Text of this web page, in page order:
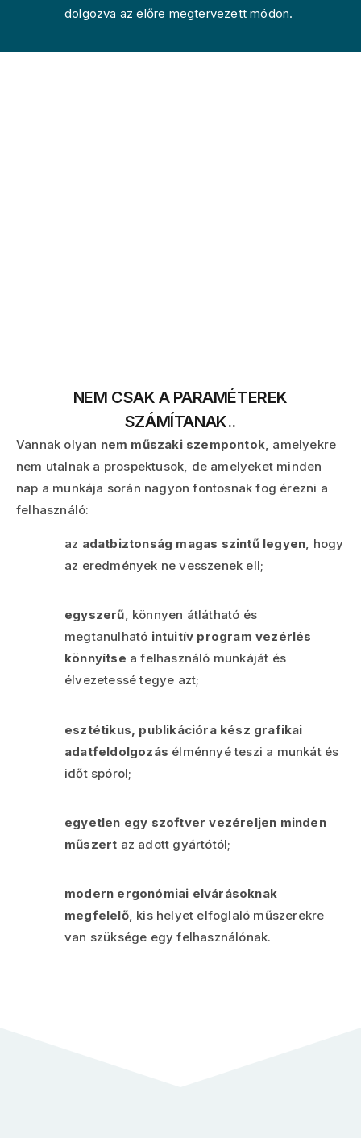
dolgozva az előre megtervezett módon.
NEM CSAK A PARAMÉTEREK
SZÁMÍTANAK..
Vannak olyan nem műszaki szempontok, amelyekre
nem utalnak a prospektusok, de amelyeket minden
nap a munkája során nagyon fontosnak fog érezni a
felhasználó:
az adatbiztonság magas szintű legyen , hogy
az eredmények ne vesszenek ell;
egyszerű, könnyen átlátható és
megtanulható intuitív program vezérlés
könnyítse a felhasználó munkáját és
élvezetessé tegye azt;
esztétikus, publikációra kész grafikai
adatfeldolgozás élménnyé teszi a munkát és
időt spórol;
egyetlen egy szoftver vezéreljen minden
műszert az adott gyártótól;
modern ergonómiai elvárásoknak
megfelelő, kis helyet elfoglaló műszerekre
van szüksége egy felhasználónak.